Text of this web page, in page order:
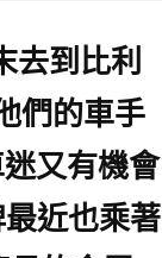
去到比利
們的車手
又有機會
近也乘著